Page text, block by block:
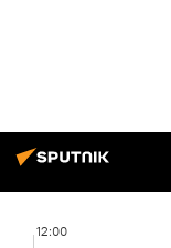
12:00